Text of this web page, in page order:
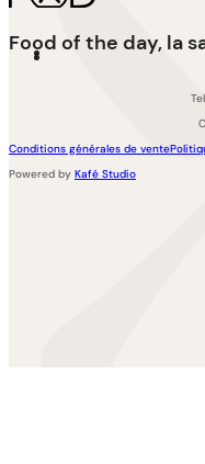
Food of the day, la
Conditions générales de vente
Powered by Kafé Studio